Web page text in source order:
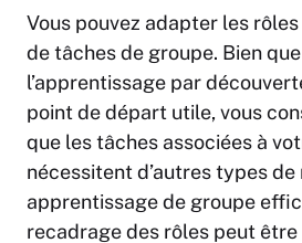
Vous pouvez adapter les
de tâches de groupe. Bien
l’apprentissage par
point de départ utile, vous
que les tâches associées à
nécessitent d’autres types de
apprentissage de groupe
recadrage des rôles peut